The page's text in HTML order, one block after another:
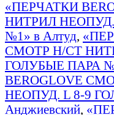
«ПЕРЧАТКИ
НИТРИЛ
№1» в Алтуд,
СМОТР Н/СТ
ГОЛУБЫЕ ПАРА
BEROGLOVE
НЕОПУД. L 8-9
Анджиевский,